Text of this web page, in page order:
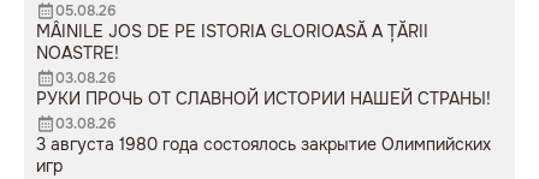
05.08.26
MÂINILE JOS DE PE ISTORIA GLORIOASĂ A ȚĂRII
NOASTRE!
03.08.26
РУКИ ПРОЧЬ ОТ СЛАВНОЙ ИСТОРИИ НАШЕЙ СТРАНЫ!
03.08.26
3 августа 1980 года состоялось закрытие Олимпийских
игр